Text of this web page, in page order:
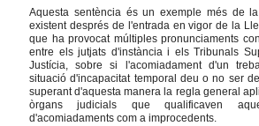
Aquesta sentència és un exemple més de
existent després de l'entrada en vigor de la
que ha provocat múltiples pronunciaments
entre els jutjats d'instància i els Tribunals
Justícia, sobre si l'acomiadament d'un
situació d'incapacitat temporal deu o no ser
superant d'aquesta manera la regla general
òrgans judicials que qualificaven
d'acomiadaments com a improcedents.